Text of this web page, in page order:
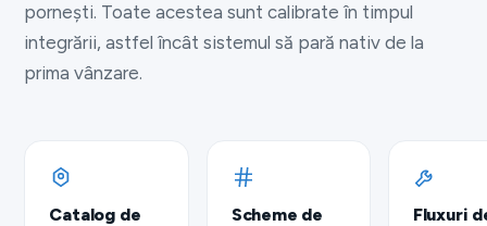
pornești. Toate acestea sunt calibrate în timpul
integrării, astfel încât sistemul să pară nativ de la
prima vânzare.
Catalog de
Scheme de
Fluxuri